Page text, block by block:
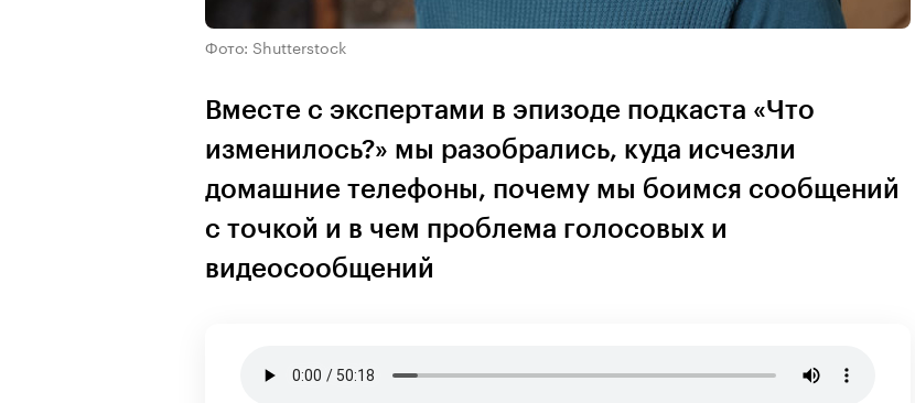
Фото: Shutterstock
Вместе с экспертами в эпизоде подкаста «Что
изменилось?» мы разобрались, куда исчезли
домашние телефоны, почему мы боимся сообщений
с точкой и в чем проблема голосовых и
видеосообщений